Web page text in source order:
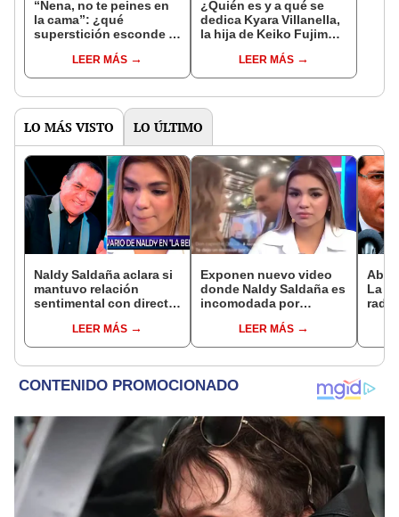
“Nena, no te peines en
la cama”: ¿qué
superstición esconde la
Enanitos Verdes?
LEER MÁS
¿Quién es y a qué se
dedica Kyara Villanella,
la hija de Keiko Fujimori
nivel nacional?
LEER MÁS
LO MÁS VISTO LO ÚLTIMO
Naldy Saldaña aclara si
mantuvo relación
sentimental con director
denunciarlo por
tocamientos: “Me
LEER MÁS
Exponen nuevo video
donde Naldy Saldaña es
incomodada por
Luz: la agarra de la
mano sin su
LEER MÁS
La